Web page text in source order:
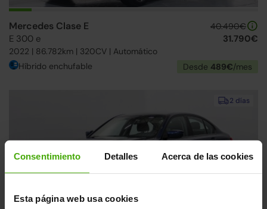
Consentimiento Detalles Acerca de las cookies
Esta página web usa cookies
Mercedes Clase E
E 300 e
2022 | 86.782km | 320CV | Automático
40.490€
31.790€
Híbrido enchufable Desde 489€/mes
2 días